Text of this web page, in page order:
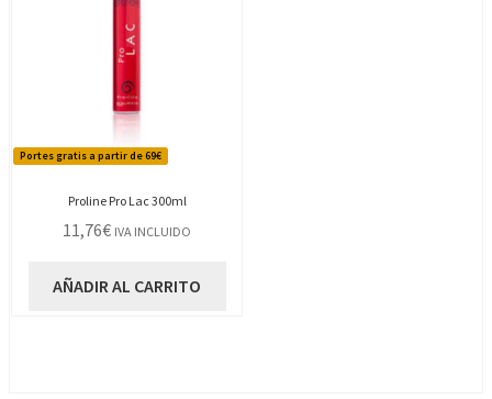
Portes gratis a partir de 69€
Proline Pro Lac 300ml
11,76€ IVA INCLUIDO
AÑADIR AL CARRITO